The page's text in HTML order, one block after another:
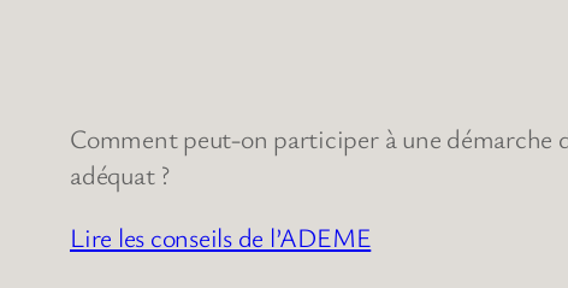
Comment peut-on participer à une démarche
adéquat ?
Lire les conseils de l’ADEME